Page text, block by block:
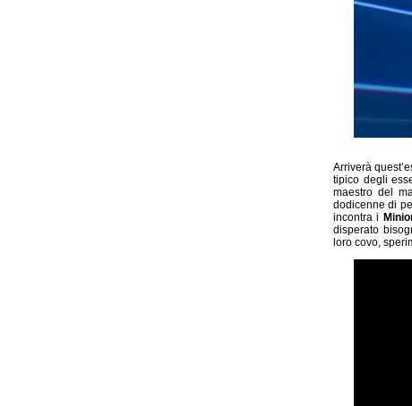
Arriverà
tipico degli
maestro del
dodicenne di
incontra i
disperato
loro covo,